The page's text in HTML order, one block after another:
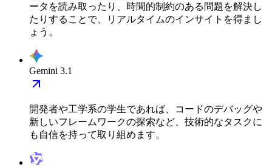
ータを読み取ったり、時間的制約のある問題を解決し
たりすることで、リアルタイムのインサイトを得まし
ょう。
Gemini 3.1
開発者や工学系の学生であれば、コードのデバッグや
新しいフレームワークの探索など、技術的なタスクに
も自信を持って取り組めます。